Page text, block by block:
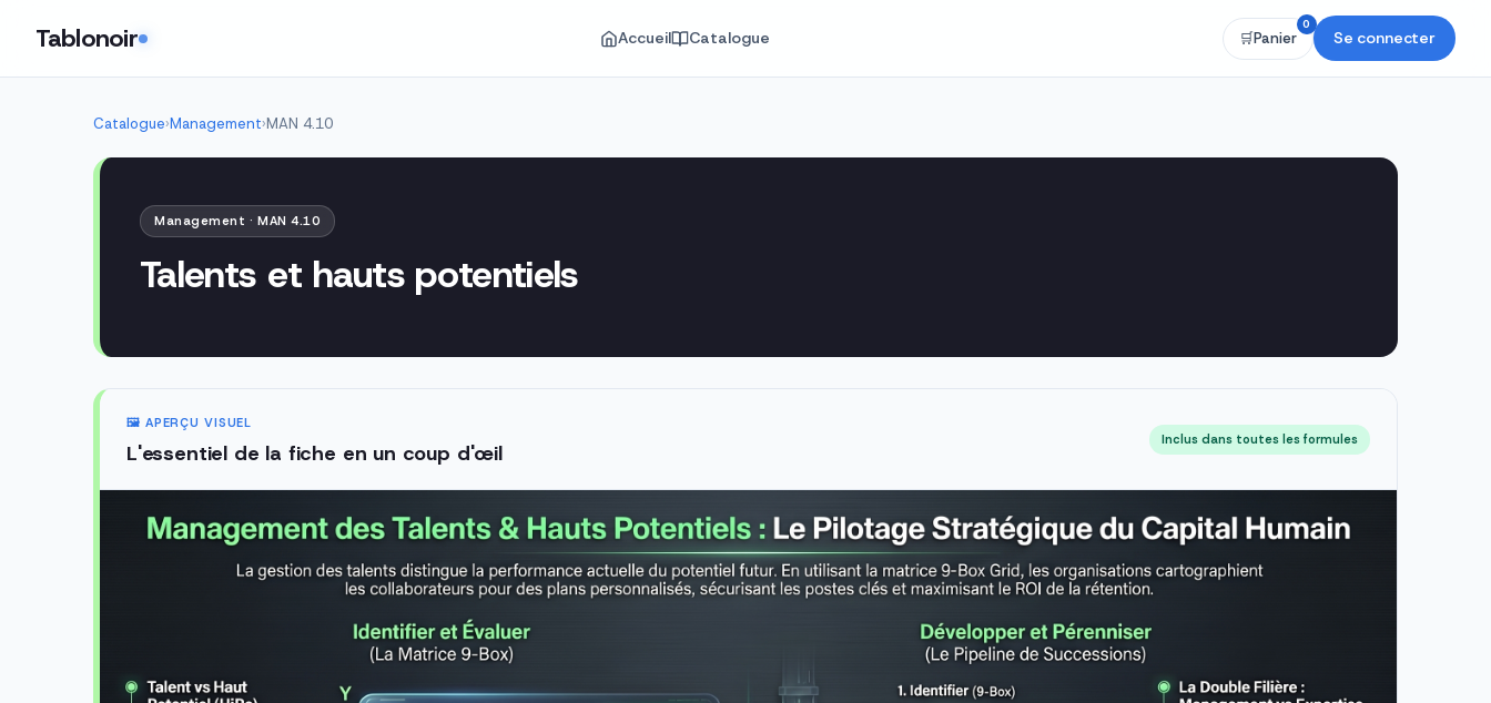
Tablonoir Accueil Catalogue 🛒Panier
0
Se connecter
Catalogue›Management›MAN 4.10
Management · MAN 4.10
Talents et hauts potentiels
🖼️ APERÇU VISUEL
L'essentiel de la fiche en un coup d'œil
Inclus dans toutes les formules